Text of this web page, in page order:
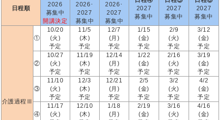
日程順
2026
募集中
開講決定
2026･
2027
募集中
2026･
2027
募集中
2027
募集中
2027
募集中
2027
募集中
介護過程Ⅲ
①
10/20
(火)
予定
11/5
(木)
予定
12/7
(月)
予定
1/15
(金)
予定
2/9
(火)
予定
3/12
(金)
予定
②
10/27
(火)
予定
11/19
(木)
予定
12/14
(月)
予定
1/22
(金)
予定
2/16
(火)
予定
3/19
(金)
予定
③
11/10
(火)
予定
12/3
(木)
予定
12/21
(月)
予定
2/5
(金)
予定
3/2
(火)
予定
4/2
(金)
予定
④
11/17
(火)
12/10
(木)
1/18
(月)
2/19
(金)
3/16
(火)
4/16
(金)